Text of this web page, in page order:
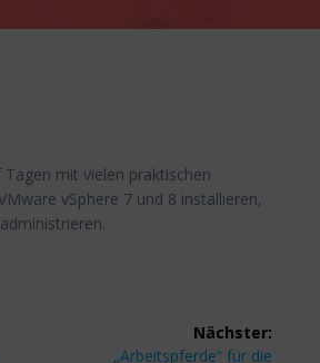
Tagen mit vielen praktischen
vSphere 7 und 8 installieren,
Nächster:
Nächster
„Arbeitspferde“ für die